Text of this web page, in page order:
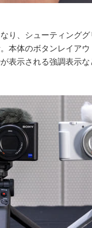
り、シューティング
本体のボタンレイア
表示される強調表示